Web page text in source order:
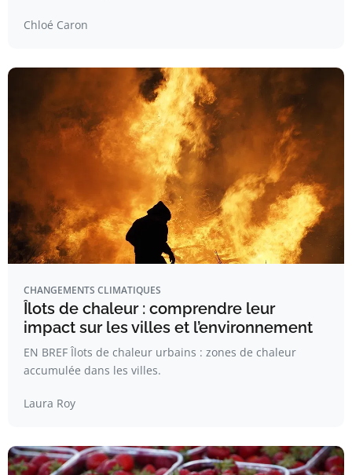
Chloé Caron
CHANGEMENTS CLIMATIQUES
Îlots de chaleur : comprendre leur
impact sur les villes et l’environnement
EN BREF Îlots de chaleur urbains : zones de chaleur
accumulée dans les villes.
Laura Roy